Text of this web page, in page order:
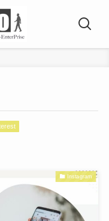
Instagram